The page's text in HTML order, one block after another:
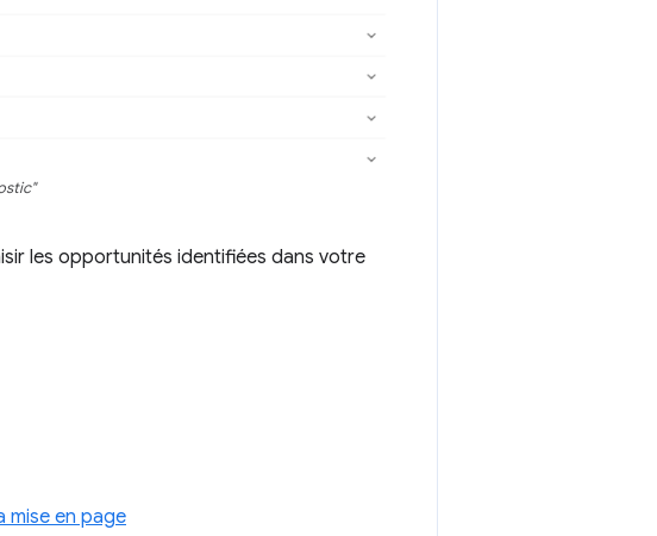
les opportunités identifiées dans votre
mise en page